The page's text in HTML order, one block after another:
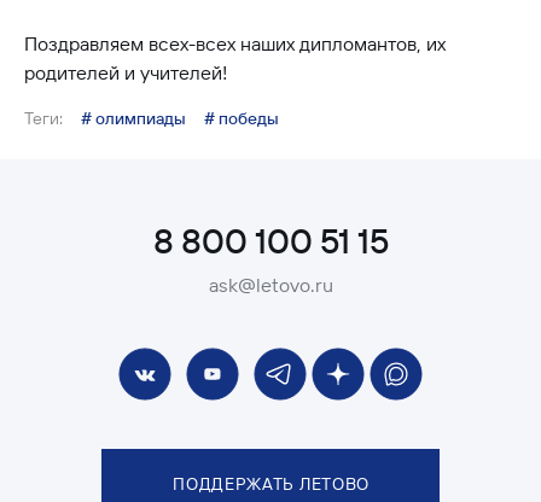
Поздравляем всех-всех наших дипломантов, их
родителей и учителей!
Теги: # олимпиады # победы
8 800 100 51 15
ask@letovo.ru
ПОДДЕРЖАТЬ ЛЕТОВО